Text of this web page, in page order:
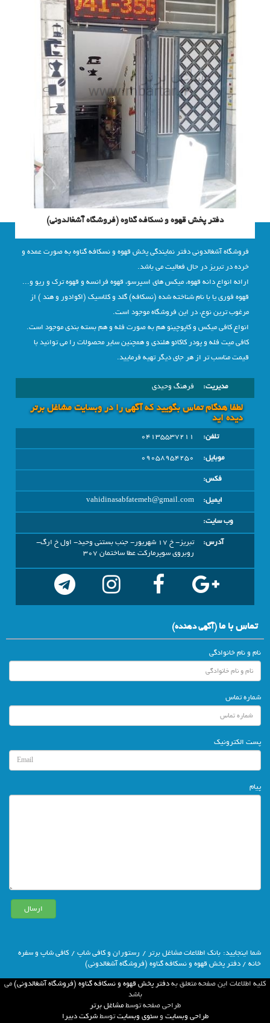
دفتر پخش قهوه و نسکافه گناوه (فروشگاه آشغالدونی)
فروشگاه آشغالدونی دفتر نمایندگی پخش قهوه و نسکافه گناوه به صورت عمده و
خرده در تبریز در حال فعالیت می باشد.
ارائه انواع دانه قهوه، میکس های اسپرسو، قهوه فرانسه و قهوه ترک و ریو و...
قهوه فوری یا با نام شناخته شده (نسکافه) گلد و کلاسیک (اکوادور و هند ) از
مرغوب ترین نوع، در این فروشگاه موجود است.
انواع کافی میکس و کاپوچینو هم به صورت فله و هم بسته بندی موجود است.
کافی میت فله و پودر کاکائو هلندی و همچنین سایر محصولات را می توانید با
قیمت مناسب تر از هر جای دیگر تهیه فرمایید.
مدیریت: فرهنگ وحیدی
لطفا هنگام تماس بگویید که آگهی را در وبسايت مشاغل برتر
دیده اید
تلفن:
04135537211
موبایل:
09058954250
فکس:
ایمیل:
vahidinasabfatemeh@gmail.com
وب سایت:
آدرس:
تبریز- خ 17 شهریور- جنب بستنی وحید- اول خ ارگ-
روبروی سوپرمارکت عطا ساختمان 307
تماس با ما(آگهي دهنده)
نام و نام خانوادگی
شماره تماس
پست الکترونیک
پیام
شما اينجاييد: بانك اطلاعات مشاغل برتر / رستوران و کافی شاپ / کافی شاپ و سفره
خانه / دفتر پخش قهوه و نسکافه گناوه (فروشگاه آشغالدونی)
كليه اطلاعات اين صفحه متعلق بهدفتر پخش قهوه و نسکافه گناوه (فروشگاه آشغالدونی)مي
باشد
طراحي صفحه توسطمشاغل برتر
طراحی وبسایت وسئوی وبسایتتوسطشركت دبيرا